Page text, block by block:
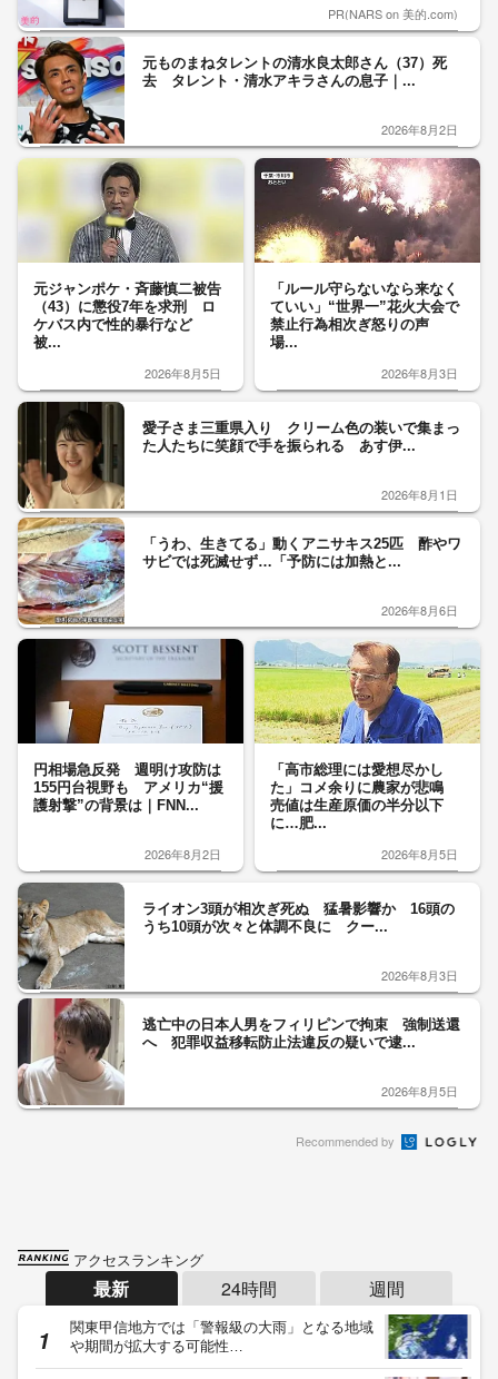
PR(NARS on 美的.com)
元ものまねタレントの清水良太郎さん（37）死
去 タレント・清水アキラさんの息子｜...
2026年8月2日
元ジャンポケ・斉藤慎二被告
（43）に懲役7年を求刑 ロ
ケバス内で性的暴行など
被...
2026年8月5日
「ルール守らないなら来なく
ていい」“世界一”花火大会で
禁止行為相次ぎ怒りの声
場...
2026年8月3日
愛子さま三重県入り クリーム色の装いで集まっ
た人たちに笑顔で手を振られる あす伊...
2026年8月1日
「うわ、生きてる」動くアニサキス25匹 酢やワ
サビでは死滅せず…「予防には加熱と...
2026年8月6日
円相場急反発 週明け攻防は
155円台視野も アメリカ“援
護射撃”の背景は｜FNN...
2026年8月2日
「高市総理には愛想尽かし
た」コメ余りに農家が悲鳴
売値は生産原価の半分以下
に…肥...
2026年8月5日
ライオン3頭が相次ぎ死ぬ 猛暑影響か 16頭の
うち10頭が次々と体調不良に クー...
2026年8月3日
逃亡中の日本人男をフィリピンで拘束 強制送還
へ 犯罪収益移転防止法違反の疑いで逮...
2026年8月5日
Recommended by
アクセスランキング
最新 24時間 週間
関東甲信地方では「警報級の大雨」となる地域
や期間が拡大する可能性…